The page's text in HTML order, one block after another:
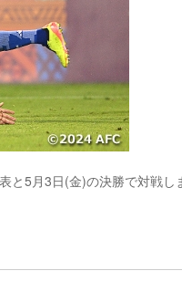
と5月3日(金)の決勝で対戦し